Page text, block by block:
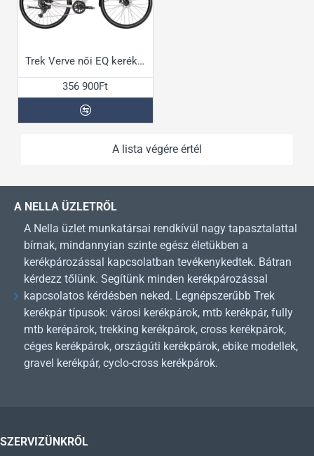
Trek Verve női EQ kerékpár
356 900Ft
A lista végére értél
A NELLA ÜZLETRŐL
A Nella üzlet munkatársai rendkívül nagy tapasztalattal
bírnak, mindannyian szinte egész életükben a
kerékpározással kapcsolatban tevékenykedtek. Bátran
kérdezz tőlünk. Segítünk minden kerékpározással
kapcsolatos kérdésben neked. Legnépszerűbb Trek
kerékpár típusok: városi kerékpárok, mtb kerékpár, fully
mtb kerépárok, trekking kerékpárok, cross kerékpárok,
céges kerékpárok, országúti kerékpárok, ebike modellek,
gravel kerékpár, cyclo-cross kerékpárok.
SZERVIZÜNKRŐL